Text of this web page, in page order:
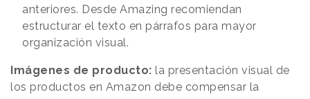
anteriores. Desde Amazing recomiendan
estructurar el texto en párrafos para mayor
organización visual.
Imágenes de producto: la presentación visual de
los productos en Amazon debe compensar la